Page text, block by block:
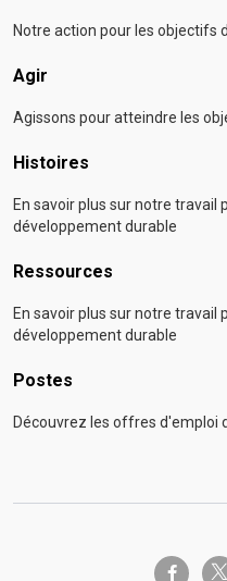
Notre action pour les objectifs
Agir
Agissons pour atteindre les
Histoires
En savoir plus sur notre travail
développement durable
Ressources
En savoir plus sur notre travail
développement durable
Postes
Découvrez les offres d'emploi
facebook-f